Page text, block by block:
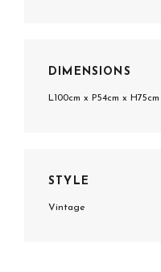
DIMENSIONS
L100cm x P54cm x H75cm
STYLE
Vintage